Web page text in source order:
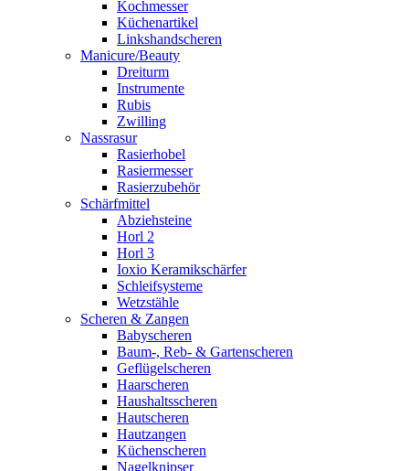
Kochmesser
Küchenartikel
Linkshandscheren
Manicure/Beauty
Dreiturm
Instrumente
Rubis
Zwilling
Nassrasur
Rasierhobel
Rasiermesser
Rasierzubehör
Schärfmittel
Abziehsteine
Horl 2
Horl 3
Ioxio Keramikschärfer
Schleifsysteme
Wetzstähle
Scheren & Zangen
Babyscheren
Baum-, Reb- & Gartenscheren
Geflügelscheren
Haarscheren
Haushaltsscheren
Hautscheren
Hautzangen
Küchenscheren
Nagelknipser